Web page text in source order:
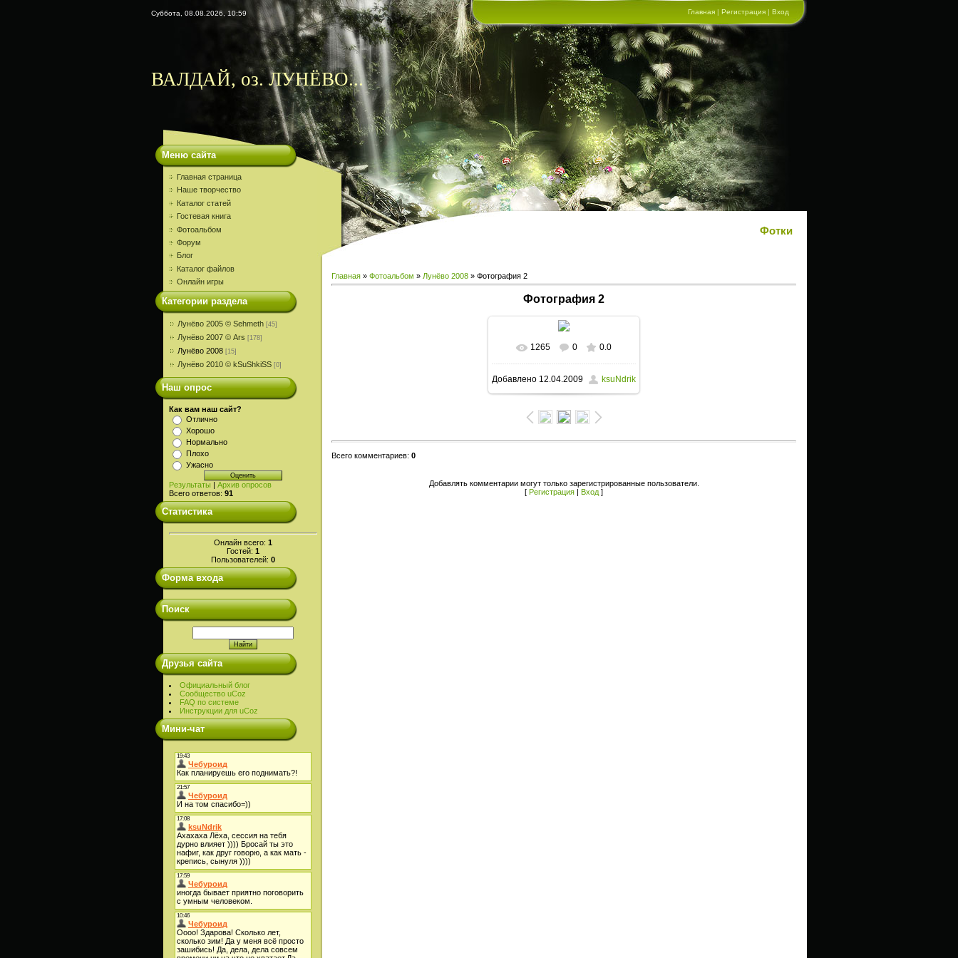
Суббота, 08.08.2026, 10:59 Главная | Регистрация | Вход
ВАЛДАЙ, оз. ЛУНЁВО...
Меню сайта
Главная страница
Наше творчество
Каталог статей
Гостевая книга
Фотоальбом
Форум
Блог
Каталог файлов
Онлайн игры
Категории раздела
Лунёво 2005 © Sehmeth [45]
Лунёво 2007 © Ars [178]
Лунёво 2008 [15]
Лунёво 2010 © kSuShkiSS [0]
Наш опрос
Как вам наш сайт?
Отлично
Хорошо
Нормально
Плохо
Ужасно
Результаты | Архив опросов
Всего ответов: 91
Статистика
Онлайн всего: 1
Гостей: 1
Пользователей: 0
Форма входа
Поиск
Друзья сайта
Официальный блог
Сообщество uCoz
FAQ по системе
Инструкции для uCoz
Мини-чат
Фотки
Главная » Фотоальбом » Лунёво 2008 » Фотография 2
Фотография 2
В реальном размере
3072x2304/ 1770.3Kb
1265 0 0.0
Добавлено 12.04.2009 ksuNdrik
Всего комментариев: 0
Добавлять комментарии могут только зарегистрированные пользователи.
[ Регистрация | Вход ]